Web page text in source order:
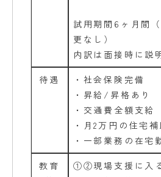
試用期間6ヶ月間
更なし）
内訳は面接時に説
待遇
・社会保険完備
・昇給/昇格あり
・交通費全額支給
・月2万円の住宅補
・一部業務の在宅
教育
①②現場支援に入